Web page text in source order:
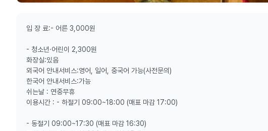
입 장 료:- 어른 3,000원
- 청소년·어린이 2,300원
화장실:있음
외국어 안내서비스:영어, 일어, 중국어 가능(사전문의)
한국어 안내서비스:가능
쉬는날 : 연중무휴
이용시간 : - 하절기 09:00~18:00 (매표 마감 17:00)
- 동절기 09:00~17:30 (매표 마감 16:30)